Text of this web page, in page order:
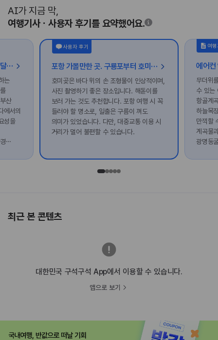
AI가 지금 막,
여행기사ㆍ사용자 후기를 요약했어요.
[바다 Pick!] 끼는 방식은 저마다 달라도, 바다는 누구에게나 열려 있다
는
산
에서의
성을
사용자 후기
포항 가볼만한 곳. 구룡포부터 호미곶까지, 사색하며 걷는 포항 여행 코스
호미곶은 바다 위의 손 조형물이 인상적이며,
사진 촬영하기 좋은 장소입니다. 해돋이를
보러 가는 것도 추천합니다. 포항 여행 시 꼭
들러야 할 명소로, 일출은 구름이 껴도
의미가 있었습니다. 다만, 대중교통 이용 시
거리가 멀어 불편할 수 있습니다.
여
무더위
수 있는
항골계
하늘목
만끽할
계곡물
광명동
최근 본 콘텐츠
대한민국 구석구석 App에서 이용할 수 있습니다.
앱으로 보기